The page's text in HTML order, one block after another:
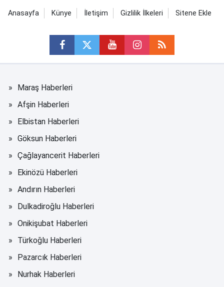
Anasayfa Künye İletişim Gizlilik İlkeleri Sitene Ekle
Maraş Haberleri
Afşin Haberleri
Elbistan Haberleri
Göksun Haberleri
Çağlayancerit Haberleri
Ekinözü Haberleri
Andırın Haberleri
Dulkadiroğlu Haberleri
Onikişubat Haberleri
Türkoğlu Haberleri
Pazarcık Haberleri
Nurhak Haberleri